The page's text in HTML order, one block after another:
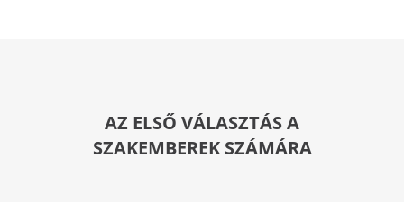
AZ ELSŐ VÁLASZTÁS A
SZAKEMBEREK SZÁMÁRA